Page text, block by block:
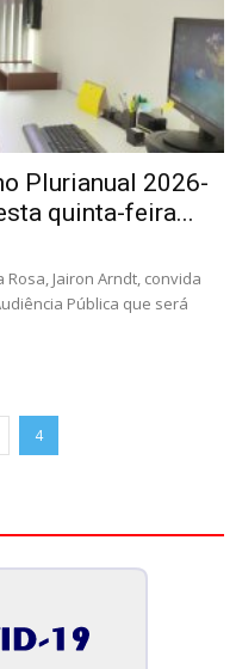
Plurianual 2026-
quinta-feira...
Jairon Arndt, convida
Pública que será
4